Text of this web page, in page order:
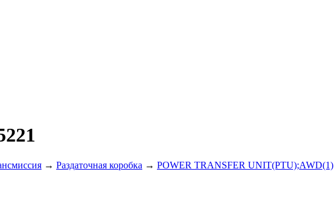
→ Раздаточная коробка → POWER TRANSFER UNIT(PTU);AWD(1)